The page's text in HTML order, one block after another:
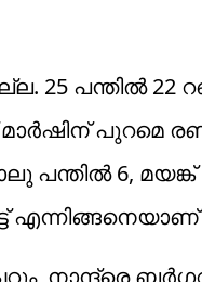
25 പന്തില്‍
പുറമെ
പന്തില്‍ 6,